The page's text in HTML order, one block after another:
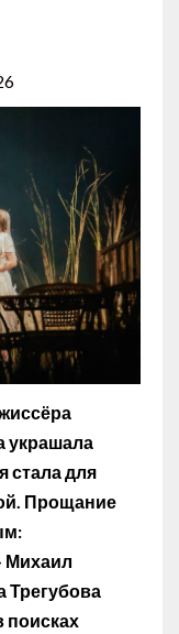
украшала
стала для
Прощание
Михаил
Трегубова
поисках